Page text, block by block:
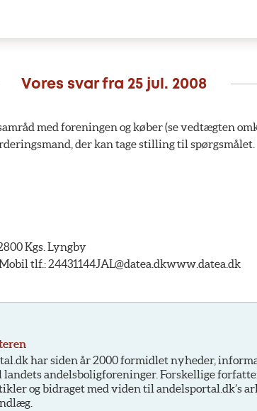
Vores svar fra 25 jul. 2008
med foreningen og køber (se vedtægten
der kan tage stilling til spørgsmålet.
Kgs. Lyngby
tlf.: 24431144JAL@datea.dkwww.datea.dk
har siden år 2000 formidlet nyheder,
landets andelsboligforeninger. Forskellige
og bidraget med viden til andelsportal.dk’s